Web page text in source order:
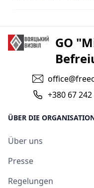
GO
+380 67
ÜBER DIE
Über uns
Presse
Regelungen